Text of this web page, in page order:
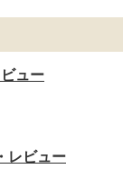
ュー
レビュー